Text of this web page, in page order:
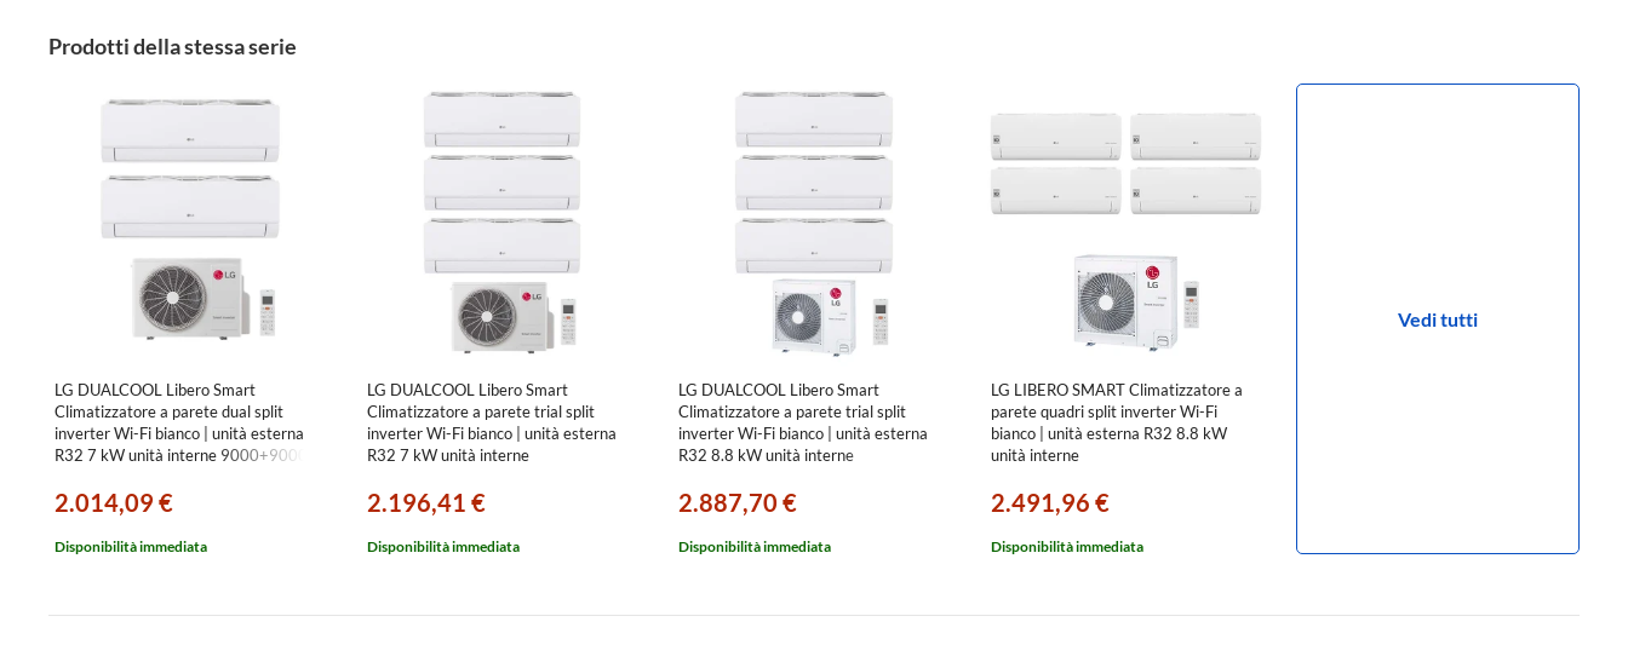
Prodotti della stessa serie
LG DUALCOOL Libero Smart
Climatizzatore a parete dual split
inverter Wi-Fi bianco | unità esterna
R32 7 kW unità interne 9000+9000
MU4R25.U24A0+EZ[09|09]CSN.CSJ1
2.014,09 €
Disponibilità immediata
LG DUALCOOL Libero Smart
Climatizzatore a parete trial split
inverter Wi-Fi bianco | unità esterna
R32 7 kW unità interne
MU4R25.U24A0+EZ[09|09|09]CSN.CSJ1
2.196,41 €
Disponibilità immediata
LG DUALCOOL Libero Smart
Climatizzatore a parete trial split
inverter Wi-Fi bianco | unità esterna
R32 8.8 kW unità interne
MU5R30.U36A0+EZ[09|09|09]CSN.CSJ1
2.887,70 €
Disponibilità immediata
LG LIBERO SMART Climatizzatore a
parete quadri split inverter Wi-Fi
bianco | unità esterna R32 8.8 kW
unità interne
MU5R30.U42+S[12|12|12|12]EC.NSJS
2.491,96 €
Disponibilità immediata
Vedi tutti